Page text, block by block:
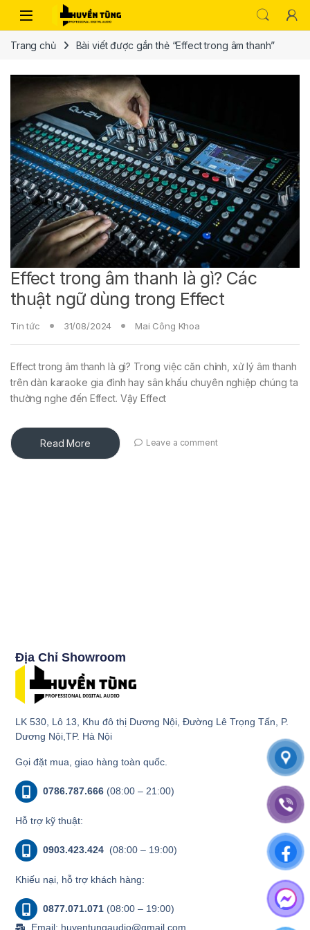
Trang chủ Bài viết được gắn thẻ “Effect trong âm thanh”
Effect trong âm thanh là gì? Các
thuật ngữ dùng trong Effect
Tin tức 31/08/2024 Mai Công Khoa
Effect trong âm thanh là gì? Trong việc căn chỉnh, xử lý âm thanh
trên dàn karaoke gia đình hay sân khấu chuyên nghiệp chúng ta
thường nghe đến Effect. Vậy Effect
Read More Leave a comment
Địa Chỉ Showroom
LK 530, Lô 13, Khu đô thị Dương Nội, Đường Lê Trọng Tấn, P.
Dương Nội,TP. Hà Nội
Gọi đặt mua, giao hàng toàn quốc.
0786.787.666 (08:00 – 21:00)
Hỗ trợ kỹ thuật:
0903.423.424 (08:00 – 19:00)
Khiếu nại, hỗ trợ khách hàng:
0877.071.071 (08:00 – 19:00)
Email: huyentungaudio@gmail.com